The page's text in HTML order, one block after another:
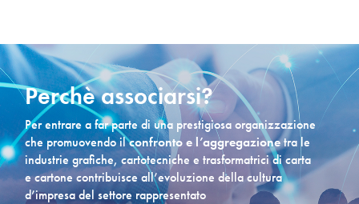
Perchè associarsi?
Per entrare a far parte di una prestigiosa organizzazione
che promuovendo ilconfronto e l’aggregazionetra le
industrie grafiche, cartotecniche e trasformatrici di carta
e cartone contribuisce all’evoluzione della cultura
d’impresa del settore rappresentato